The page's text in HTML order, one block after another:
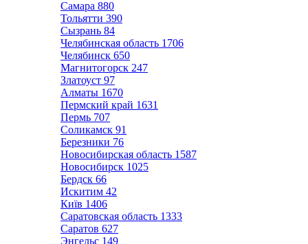
Самара 880
Тольятти 390
Сызрань 84
Челябинская область 1706
Челябинск 650
Магнитогорск 247
Златоуст 97
Алматы 1670
Пермский край 1631
Пермь 707
Соликамск 91
Березники 76
Новосибирская область 1587
Новосибирск 1025
Бердск 66
Искитим 42
Київ 1406
Саратовская область 1333
Саратов 627
Энгельс 149